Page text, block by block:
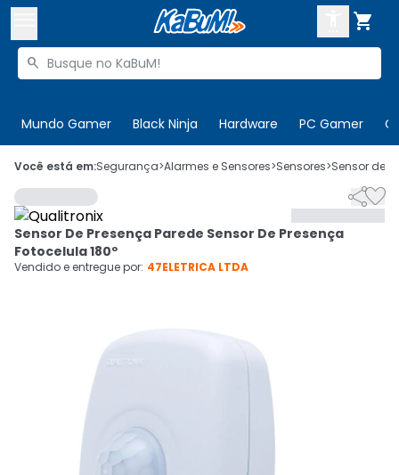

Buscar produtos

Mundo Gamer Black Ninja Hardware PC Gamer
 Olá. Acesse sua conta
 Departamentos
Cupons
CADASTRE-SE
Você está em:Segurança>Alarmes e Sensores>Sensores>Sensor de

Sensor De Presença Parede Sensor De Presença
Fotocelula 180º
Vendido e entregue por: 47ELETRICA LTDA